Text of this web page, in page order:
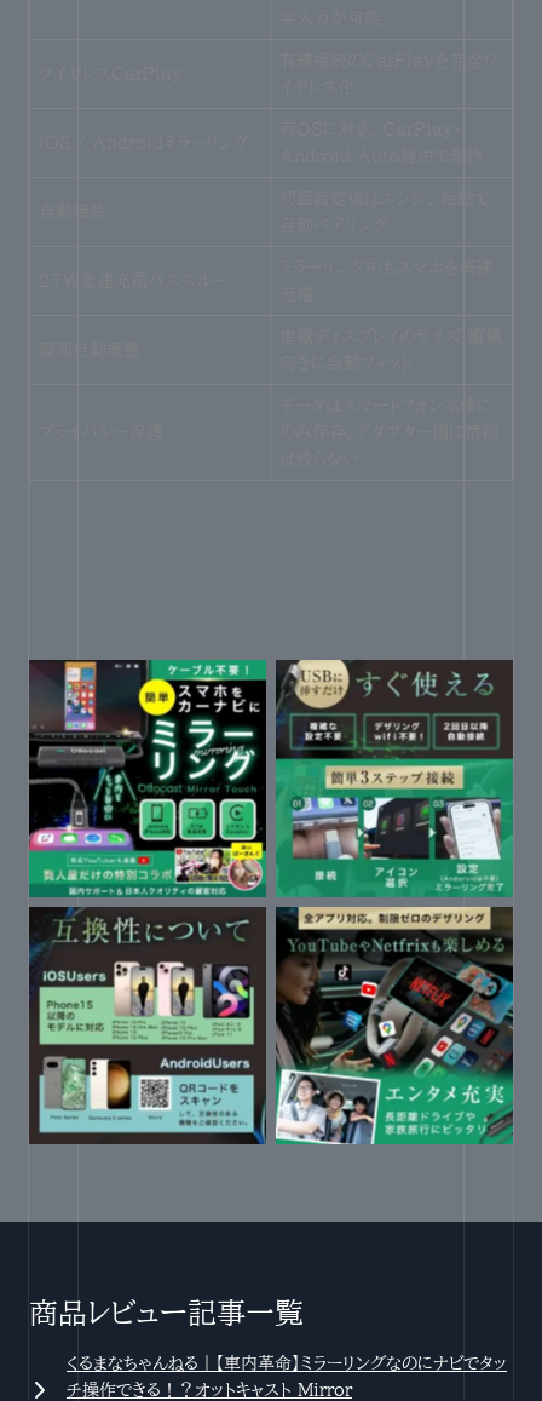
ケーブル不要で簡単にミラーリ
ング
複雑な設定不要ですぐに使え
る
iPhone15以降のモデル、
Androidにも
全アプリ対応。制限ゼロのテザ
リング
商品レビュー記事一覧
くるまなちゃんねる｜【車内革命】ミラーリングなのにナビでタッ
チ操作できる！？オットキャスト Mirror